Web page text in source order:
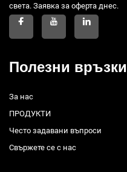
света. Заявка за оферта днес.
Полезни връзки
За нас
ПРОДУКТИ
Често задавани въпроси
Свържете се с нас